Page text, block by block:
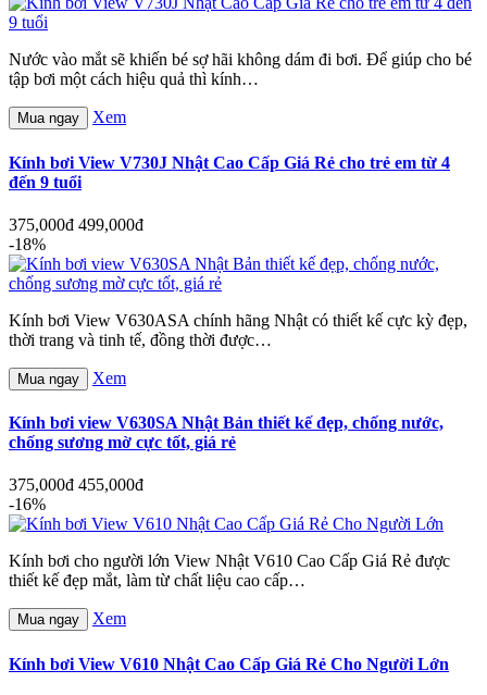
Nước vào mắt sẽ khiến bé sợ hãi không dám đi bơi. Để giúp cho bé
tập bơi một cách hiệu quả thì kính…
Mua ngay Xem
Kính bơi View V730J Nhật Cao Cấp Giá Rẻ cho trẻ em từ 4
đến 9 tuổi
375,000đ 499,000đ
-18%
Kính bơi View V630ASA chính hãng Nhật có thiết kế cực kỳ đẹp,
thời trang và tinh tế, đồng thời được…
Mua ngay Xem
Kính bơi view V630SA Nhật Bản thiết kế đẹp, chống nước,
chống sương mờ cực tốt, giá rẻ
375,000đ 455,000đ
-16%
Kính bơi cho người lớn View Nhật V610 Cao Cấp Giá Rẻ được
thiết kế đẹp mắt, làm từ chất liệu cao cấp…
Mua ngay Xem
Kính bơi View V610 Nhật Cao Cấp Giá Rẻ Cho Người Lớn